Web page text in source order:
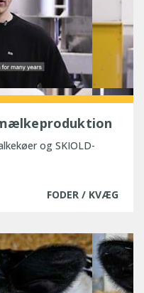
og SKIOLD-
FODER / KVÆG